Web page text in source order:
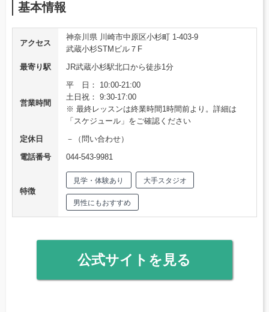
基本情報
アクセス
神奈川県 川崎市中原区小杉町 1-403-9
武蔵小杉STMビル７F
最寄り駅
JR武蔵小杉駅北口から徒歩1分
営業時間
平 日： 10:00-21:00
土日祝： 9:30-17:00
※ 最終レッスンは終業時間1時間前より。詳細は
「スケジュール」をご確認ください
定休日
－（問い合わせ）
電話番号
044-543-9981
特徴
見学・体験あり 大手スタジオ
男性にもおすすめ
公式サイトを見る